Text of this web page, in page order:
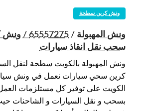
ونش كرين سطحة
ونش المهبولة
سحب نقل انقاذ سيارات
ونش المهبولة بالكويت سطحة لنقل
كرين سحي سيارات نعمل في ونش
الكويت على توفير كل مستلزمات
بسحب و نقل السيارات و الشاحنات